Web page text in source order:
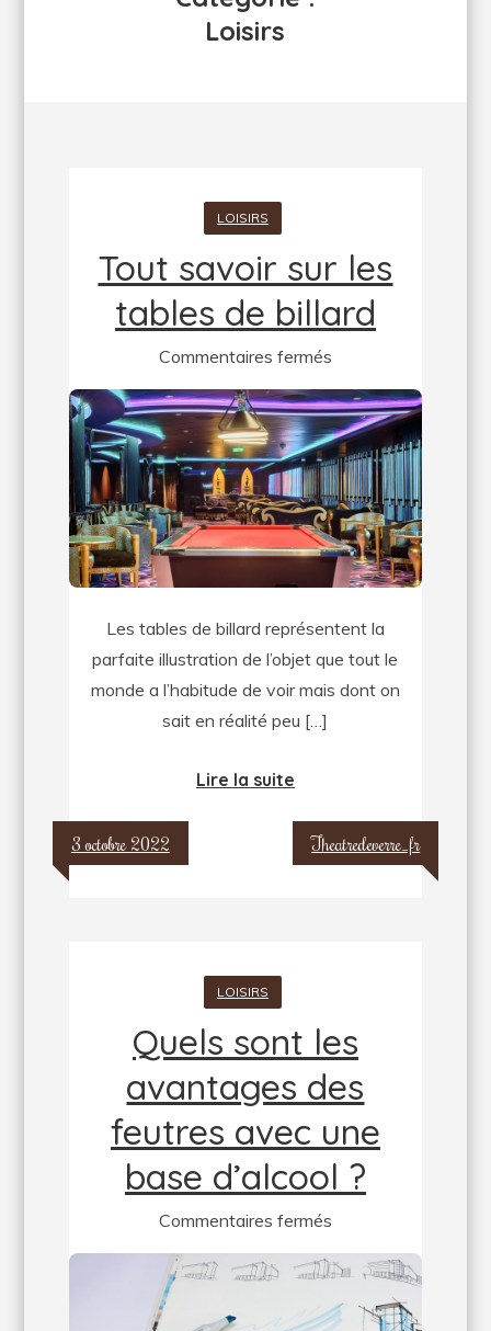
Loisirs
LOISIRS
Tout savoir sur les
tables de billard
Commentaires ferméssur
Tout
savoir
sur
les
tables
de
billard
Les tables de billard représentent la
parfaite illustration de l’objet que tout le
monde a l’habitude de voir mais dont on
sait en réalité peu […]
Lire la suite
3 octobre 2022 Theatredeverre_fr
LOISIRS
Quels sont les
avantages des
feutres avec une
base d’alcool ?
Commentaires ferméssur
Quels
sont
les